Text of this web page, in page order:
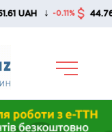
↓ -0.11% 44.76 UAH ↓